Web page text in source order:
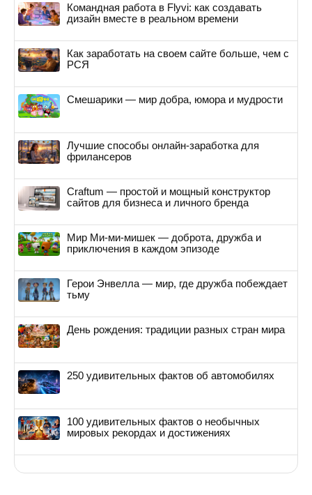
Командная работа в Flyvi: как создавать
дизайн вместе в реальном времени
Как заработать на своем сайте больше, чем с
РСЯ
Смешарики — мир добра, юмора и мудрости
Лучшие способы онлайн-заработка для
фрилансеров
Craftum — простой и мощный конструктор
сайтов для бизнеса и личного бренда
Мир Ми-ми-мишек — доброта, дружба и
приключения в каждом эпизоде
Герои Энвелла — мир, где дружба побеждает
тьму
День рождения: традиции разных стран мира
250 удивительных фактов об автомобилях
100 удивительных фактов о необычных
мировых рекордах и достижениях